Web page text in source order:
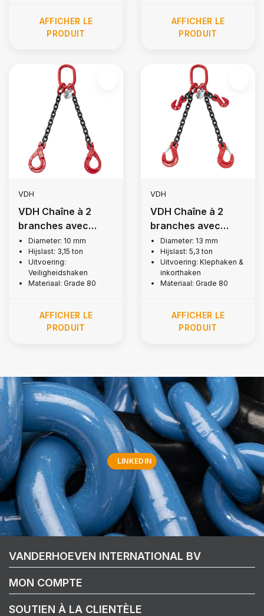
AFFICHER LE
PRODUIT
AFFICHER LE
PRODUIT
VDH
VDH Chaîne à 2
branches avec
crochets de
sécurité, Ø 10 mm
Diameter: 10 mm
Hijslast: 3,15 ton
Uitvoering:
Veiligheidshaken
Materiaal: Grade 80
AFFICHER LE
PRODUIT
VDH
VDH Chaîne à 2
branches avec
crochets à rabat et
à encoche, Ø 13 mm
Diameter: 13 mm
Hijslast: 5,3 ton
Uitvoering: Klephaken &
inkorthaken
Materiaal: Grade 80
AFFICHER LE
PRODUIT
LINKEDIN
VANDERHOEVEN INTERNATIONAL BV
MON COMPTE
SOUTIEN À LA CLIENTÈLE